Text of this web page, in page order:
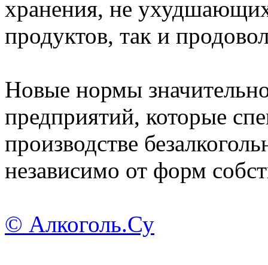
хранения, не
продуктов, так и
Новые нормы
предприятий, которые
производстве
независимо от форм
© Алкоголь.Су